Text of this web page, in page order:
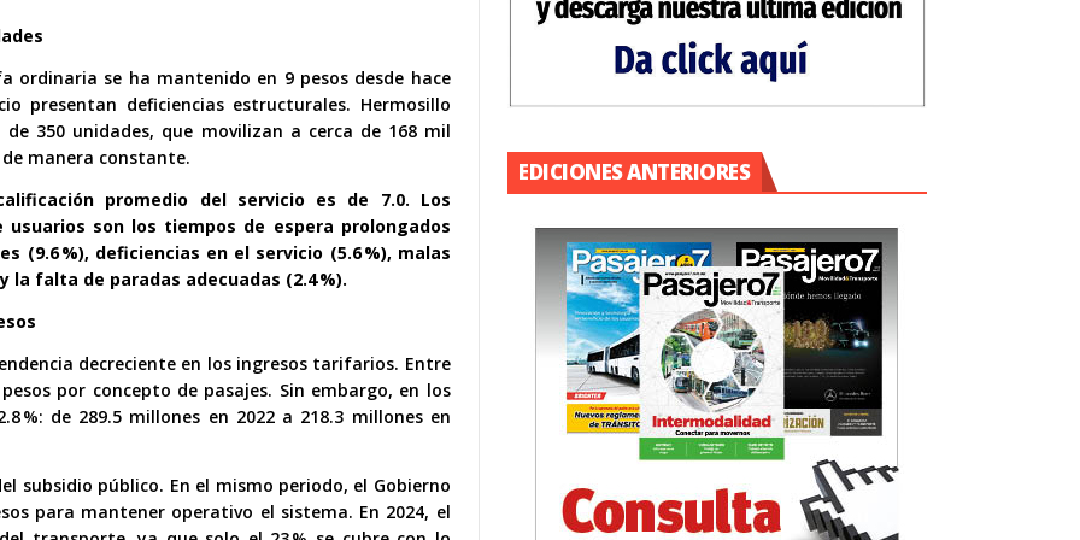
ordinaria se ha mantenido en 9 pesos desde hace
presentan deficiencias estructurales. Hermosillo
350 unidades, que movilizan a cerca de 168 mil
manera constante.
promedio del servicio es de 7.0. Los
son los tiempos de espera prolongados
(9.6 %), deficiencias en el servicio (5.6 %), malas
la falta de paradas adecuadas (2.4 %).
decreciente en los ingresos tarifarios. Entre
por concepto de pasajes. Sin embargo, en los
%: de 289.5 millones en 2022 a 218.3 millones en
subsidio público. En el mismo periodo, el Gobierno
para mantener operativo el sistema. En 2024, el
EDICIONES ANTERIORES